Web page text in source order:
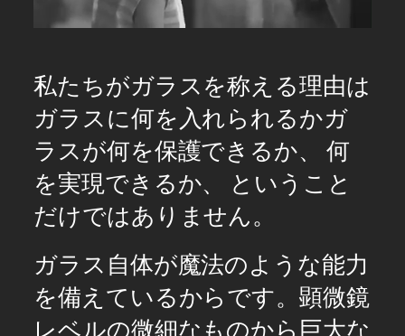
私たちがガラスを称える理由は
ガラスに何を入れられるかガ
ラスが何を保護できるか、 何
を実現できるか、 ということ
だけではありません。
ガラス自体が魔法のような能力
を備えているからです。顕微鏡